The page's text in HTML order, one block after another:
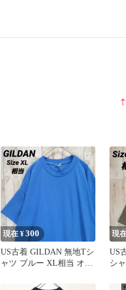
現在 ¥300
US古着 GILDAN 無地Tシ
ャツ ブルー XL相当 オー
現
US
シ